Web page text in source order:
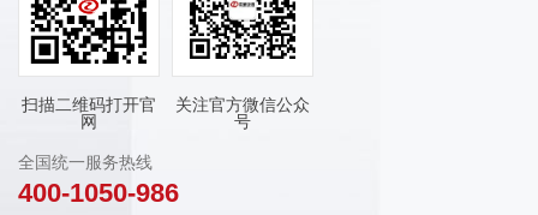
扫描二维码打开官
网
关注官方微信公众
号
全国统一服务热线
400-1050-986